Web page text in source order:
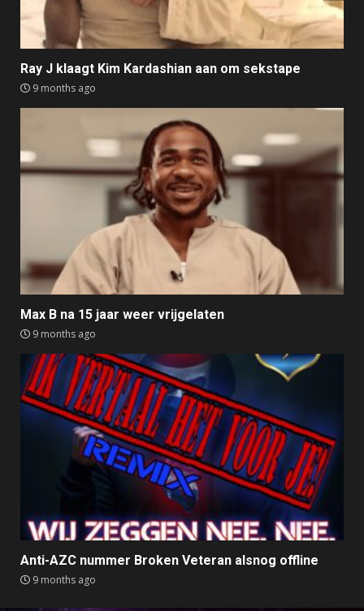
Ray J klaagt Kim Kardashian aan om sekstape
9 months ago
Max B na 15 jaar weer vrijgelaten
9 months ago
Anti-AZC nummer Broken Veteran alsnog offline
9 months ago